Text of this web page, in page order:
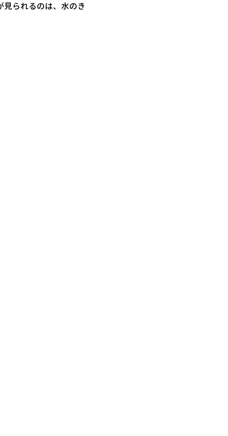
見られるのは、水のき